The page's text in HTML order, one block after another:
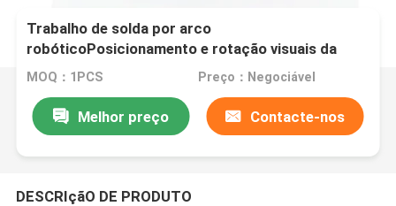
Trabalho de solda por arco
robóticoPosicionamento e rotação visuais da
peça
MOQ：1PCS Preço：Negociável
Melhor preço Contacte-nos
DESCRIçãO DE PRODUTO